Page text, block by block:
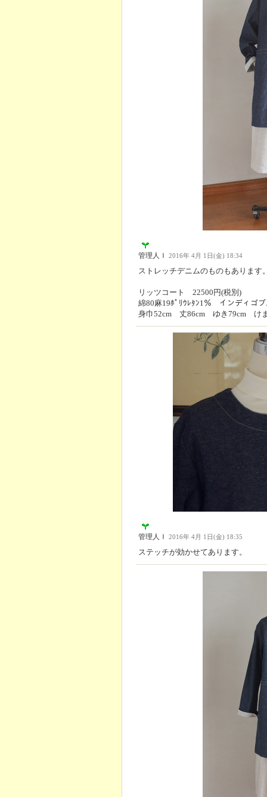
管理人Ｉ 2016年 4月 1日(金) 18:34
ストレッチデニムのものもあります
リッツコート 22500円(税別)
綿80麻19ﾎﾟﾘｳﾚﾀﾝ1％ インディゴブ
身巾52cm 丈86cm ゆき79cm け
管理人Ｉ 2016年 4月 1日(金) 18:35
ステッチが効かせてあります。